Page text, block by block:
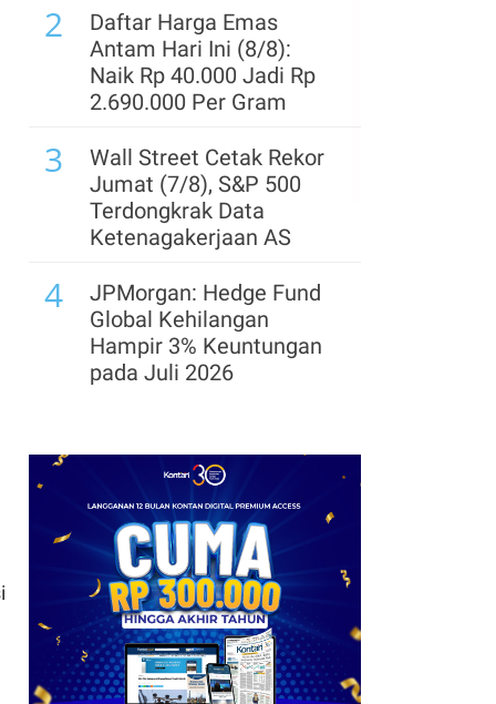
2
Daftar Harga Emas
Antam Hari Ini (8/8):
Naik Rp 40.000 Jadi Rp
2.690.000 Per Gram
3
Wall Street Cetak Rekor
Jumat (7/8), S&P 500
Terdongkrak Data
Ketenagakerjaan AS
4
JPMorgan: Hedge Fund
Global Kehilangan
Hampir 3% Keuntungan
pada Juli 2026
(BKDP) Kebut Hotel
Hyatt Centric, Target
Operasi 2028
SEC Hentikan Gugatan
Insider Trading terhadap
Eks Bos Ontrak yang
Diampuni Trump